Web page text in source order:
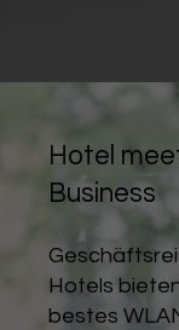
Hotel
Business
Hotels
bestes